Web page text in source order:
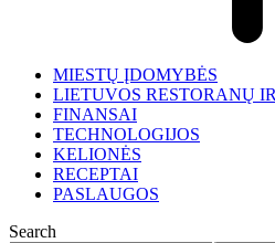
MIESTŲ ĮDOMYBĖS
LIETUVOS RESTORANŲ
FINANSAI
TECHNOLOGIJOS
KELIONĖS
RECEPTAI
PASLAUGOS
Search